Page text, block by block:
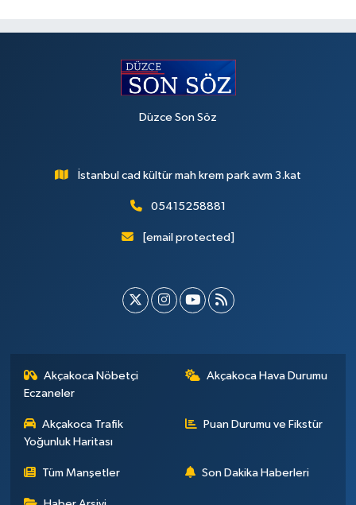
Düzce Son Söz
İstanbul cad kültür mah krem park avm 3.kat
05415258881
[email protected]
Akçakoca Nöbetçi
Eczaneler
Akçakoca Hava Durumu
Akçakoca Trafik
Yoğunluk Haritası
Puan Durumu ve Fikstür
Tüm Manşetler Son Dakika Haberleri